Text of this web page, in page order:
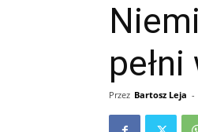
Przez Bartosz Leja -